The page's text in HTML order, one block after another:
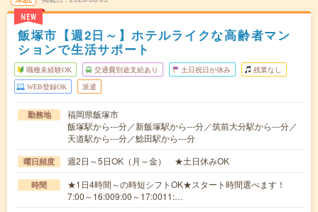
NEW
飯塚市【週2日～】ホテルライクな高齢者マン
ションで生活サポート
職種未経験OK 交通費別途支給あり 土日祝日が休み 残業なし
WEB登録OK 派遣
勤務地
福岡県飯塚市
飯塚駅から---分／新飯塚駅から---分／筑前大分駅から---分／
天道駅から---分／鯰田駅から---分
曜日頻度 週2日～5日OK（月～金） ★土日休みOK
時間
★1日4時間～の時短シフトOK★スタート時間選べます！
7:00～16:009:00～17:0011:…